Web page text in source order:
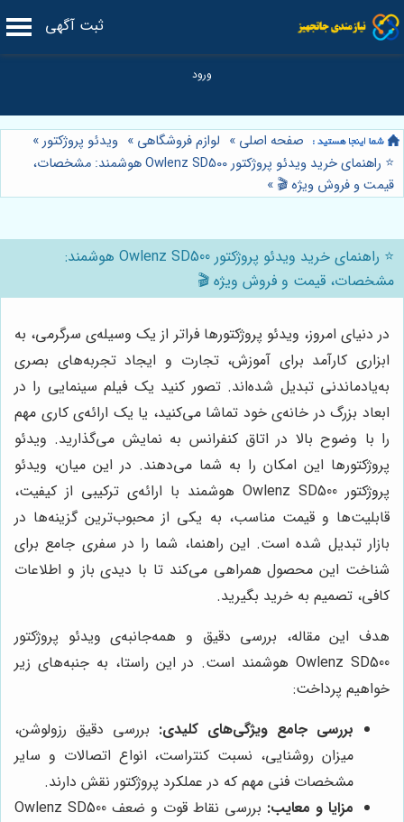
ثبت آگهی
صفحه اصلی » لوازم فروشگاهی » ویدئو پروژکتور»
⭐️ راهنمای خرید ویدئو پروژکتور Owlenz SD500 هوشمند: مشخصات،
قیمت و فروش ویژه 🎬 »
⭐️ راهنمای خرید ویدئو پروژکتور Owlenz SD500 هوشمند:
مشخصات، قیمت و فروش ویژه 🎬
در دنیای امروز، ویدئو پروژکتورها فراتر از یک وسیله‌ی سرگرمی، به
ابزاری کارآمد برای آموزش، تجارت و ایجاد تجربه‌های بصری
به‌یادماندنی تبدیل شده‌اند. تصور کنید یک فیلم سینمایی را در
ابعاد بزرگ در خانه‌ی خود تماشا می‌کنید، یا یک ارائه‌ی کاری مهم
را با وضوح بالا در اتاق کنفرانس به نمایش می‌گذارید. ویدئو
پروژکتورها این امکان را به شما می‌دهند. در این میان، ویدئو
پروژکتور Owlenz SD500 هوشمند با ارائه‌ی ترکیبی از کیفیت،
قابلیت‌ها و قیمت مناسب، به یکی از محبوب‌ترین گزینه‌ها در
بازار تبدیل شده است. این راهنما، شما را در سفری جامع برای
شناخت این محصول همراهی می‌کند تا با دیدی باز و اطلاعات
کافی، تصمیم به خرید بگیرید.
هدف این مقاله، بررسی دقیق و همه‌جانبه‌ی ویدئو پروژکتور
Owlenz SD500 هوشمند است. در این راستا، به جنبه‌های زیر
خواهیم پرداخت:
بررسی جامع ویژگی‌های کلیدی: بررسی دقیق رزولوشن،
میزان روشنایی، نسبت کنتراست، انواع اتصالات و سایر
مشخصات فنی مهم که در عملکرد پروژکتور نقش دارند.
مزایا و معایب:
بررسی نقاط قوت و ضعف Owlenz SD500